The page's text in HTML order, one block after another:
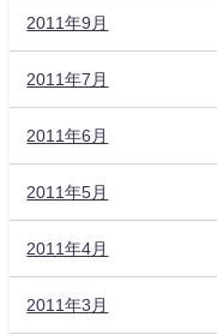
2011年9月
2011年7月
2011年6月
2011年5月
2011年4月
2011年3月